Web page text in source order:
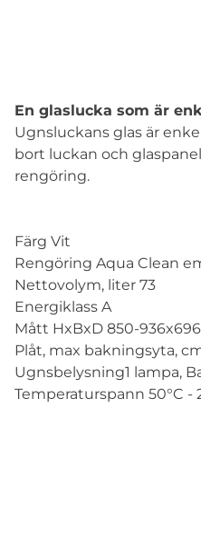
En glaslucka som är
Ugnsluckans glas är
bort luckan och
rengöring.
Färg Vit
Rengöring Aqua Clean
Nettovolym, liter 73
Energiklass A
Mått HxBxD 850-
Plåt, max bakningsyta,
Ugnsbelysning1 lampa,
Temperaturspann 50°C -